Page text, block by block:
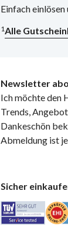
Einfach
1Alle
Newsletter
Ich möchte den
Trends,
Dankeschön
Abmeldung ist
Sicher